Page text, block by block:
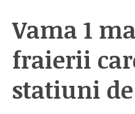
Vama 1
fraierii
statiuni